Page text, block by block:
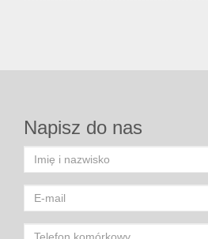
Napisz do nas